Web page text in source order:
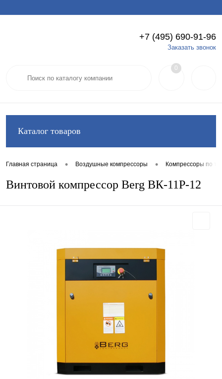
Вход Регистрация
+7 (495) 690-91-96
Заказать звонок
0
Каталог товаров
Главная страница • Воздушные компрессоры • Компрессоры по
Винтовой компрессор Berg ВК-11Р-12